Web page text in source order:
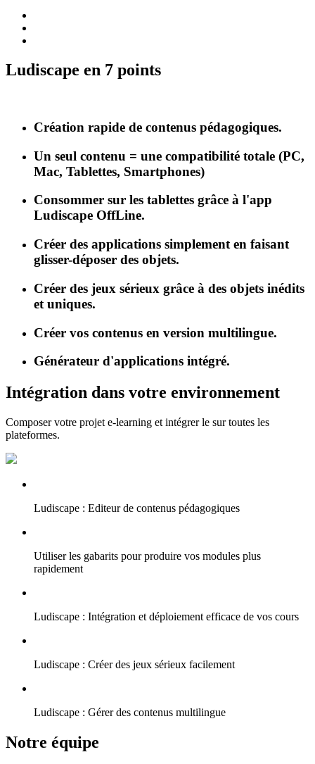
Ludiscape en 7 points
Création rapide de contenus pédagogiques.
Un seul contenu = une compatibilité totale (PC,
Mac, Tablettes, Smartphones)
Consommer sur les tablettes grâce à l'app
Ludiscape OffLine.
Créer des applications simplement en faisant
glisser-déposer des objets.
Créer des jeux sérieux grâce à des objets inédits
et uniques.
Créer vos contenus en version multilingue.
Générateur d'applications intégré.
Intégration dans votre environnement
Composer votre projet e-learning et intégrer le sur toutes les
plateformes.
Ludiscape : Editeur de contenus pédagogiques
Utiliser les gabarits pour produire vos modules plus
rapidement
Ludiscape : Intégration et déploiement efficace de vos cours
Ludiscape : Créer des jeux sérieux facilement
Ludiscape : Gérer des contenus multilingue
Notre équipe